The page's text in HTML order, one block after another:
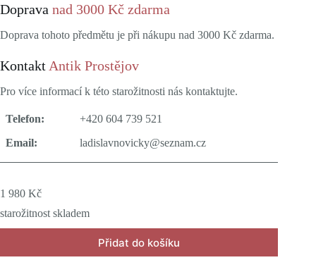
Doprava nad 3000 Kč zdarma
Doprava tohoto předmětu je při nákupu nad 3000 Kč zdarma.
Kontakt Antik Prostějov
Pro více informací k této starožitnosti nás kontaktujte.
Telefon:
+420 604 739 521
Email:
ladislavnovicky@seznam.cz
1 980 Kč
starožitnost skladem
Přidat do košíku